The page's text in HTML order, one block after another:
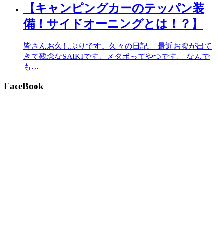
【キャンピングカーのテッパン装
備！サイドオーニングとは！？】
皆さんお久しぶりです。久々の日記。 最近お腹が出て
きて残念なSAIKIです、メタボってやつです。 なんで
も…
FaceBook